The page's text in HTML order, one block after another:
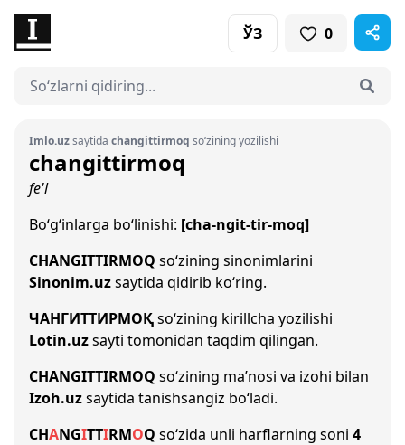
ЎЗ 0
Imlo.uzsaytida changittirmoq so‘zining yozilishi
changittirmoq
fe'l
Bo‘g‘inlarga bo‘linishi: [cha-ngit-tir-moq]
CHANGITTIRMOQ so‘zining sinonimlarini
Sinonim.uzsaytida qidirib ko‘ring.
ЧАНГИТТИРМОҚso‘zining kirillcha yozilishi
Lotin.uzsayti tomonidan taqdim qilingan.
CHANGITTIRMOQ so‘zining ma’nosi va izohi bilan
Izoh.uzsaytida tanishsangiz bo‘ladi.
CHANGITTIRMOQ so‘zida unli harflarning soni 4